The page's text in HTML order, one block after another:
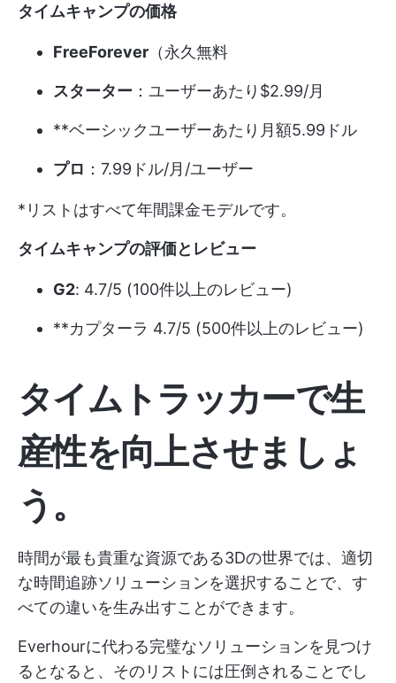
タイムキャンプの価格
FreeForever （永久無料
スターター ：ユーザーあたり$2.99/月
**ベーシックユーザーあたり月額5.99ドル
プロ ：7.99ドル/月/ユーザー
*リストはすべて年間課金モデルです。
タイムキャンプの評価とレビュー
G2: 4.7/5 (100件以上のレビュー)
**カプターラ 4.7/5 (500件以上のレビュー)
タイムトラッカーで生
産性を向上させましょ
う。
時間が最も貴重な資源である3Dの世界では、適切
な時間追跡ソリューションを選択することで、す
べての違いを生み出すことができます。
Everhourに代わる完璧なソリューションを見つけ
るとなると、そのリストには圧倒されることでし